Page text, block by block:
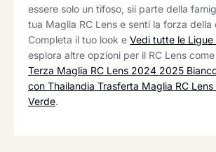
essere solo un tifoso, sii parte della
tua Maglia RC Lens e senti la forza della
Completa il tuo look e Vedi tutte le Ligue
esplora altre opzioni per il RC Lens come
Terza Maglia RC Lens 2024 2025
con Thailandia Trasferta Maglia RC
Verde.